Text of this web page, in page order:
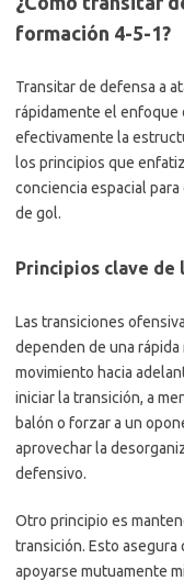
formación 4-5-1?
Transitar de defensa a
rápidamente el enfoque
efectivamente la
los principios que
conciencia espacial
de gol.
Principios clave de
Las transiciones
dependen de una
movimiento hacia
iniciar la transición, a
balón o forzar a un
aprovechar la
defensivo.
Otro principio es
transición. Esto
apoyarse mutuamente